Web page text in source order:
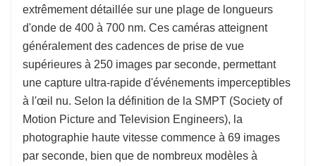
extrêmement détaillée sur une plage de longueurs
d'onde de 400 à 700 nm. Ces caméras atteignent
généralement des cadences de prise de vue
supérieures à 250 images par seconde, permettant
une capture ultra-rapide d'événements imperceptibles
à l'œil nu. Selon la définition de la SMPT (Society of
Motion Picture and Television Engineers), la
photographie haute vitesse commence à 69 images
par seconde, bien que de nombreux modèles à